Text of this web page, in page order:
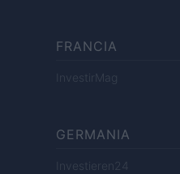
FRANCIA
InvestirMag
GERMANIA
Investieren24